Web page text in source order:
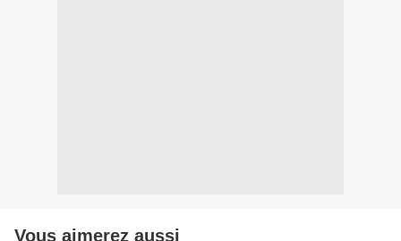
Vous aimerez aussi